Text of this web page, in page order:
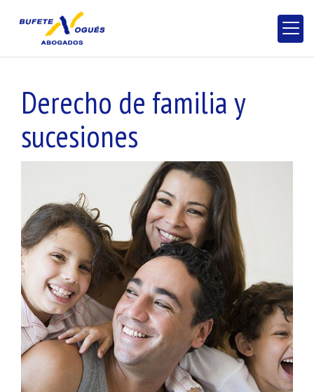
Derecho de familia y
sucesiones